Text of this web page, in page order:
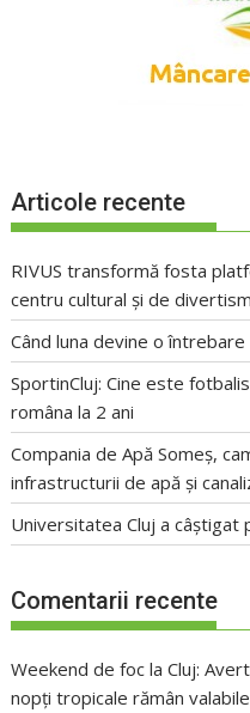
Articole recente
RIVUS transformă fosta
centru cultural și de
Când luna devine o întrebare
SportinCluj: Cine este
româna la 2 ani
Compania de Apă Someș,
infrastructurii de apă și
Universitatea Cluj a câștigat
Comentarii recente
Weekend de foc la Cluj:
nopți tropicale rămân